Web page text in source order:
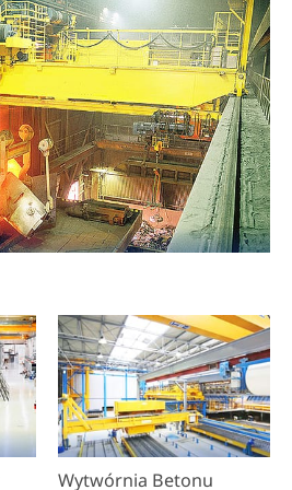
do nalewania gorącego
metalu, do podnoszenia
gotowych produktów w
walcowni. Od stanowiska
ładowania, stanowiska
konwertorowego,
stanowiska zalewania,
stanowiska konserwacji
sprzętu, stanowiska
zaawansowane produkty
i usługi mogą poprawić
bezpieczeństwo i
wydajność operacji w
każdym obszarze
zakładu.
Wytwórnia Betonu